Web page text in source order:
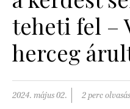
PSZICHÉ
PÁRKAPCSOLAT
teheti fel –
herceg
2024. május 02. 2 perc olvasás